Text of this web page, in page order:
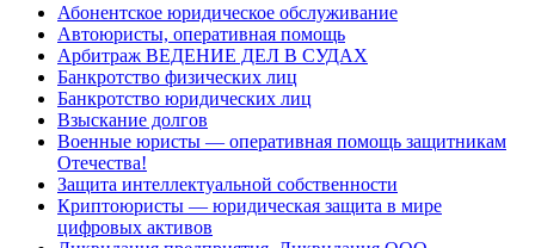
Абонентское юридическое обслуживание
Автоюристы, оперативная помощь
Арбитраж ВЕДЕНИЕ ДЕЛ В СУДАХ
Банкротство физических лиц
Банкротство юридических лиц
Взыскание долгов
Военные юристы — оперативная помощь защитникам
Отечества!
Защита интеллектуальной собственности
Криптоюристы — юридическая защита в мире
цифровых активов